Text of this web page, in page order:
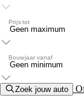
Prijs tot
Bouwjaar vanaf
Zoek jouw auto